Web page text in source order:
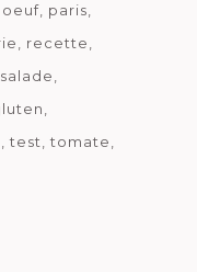
oeuf paris
recette
salade
test
tomate